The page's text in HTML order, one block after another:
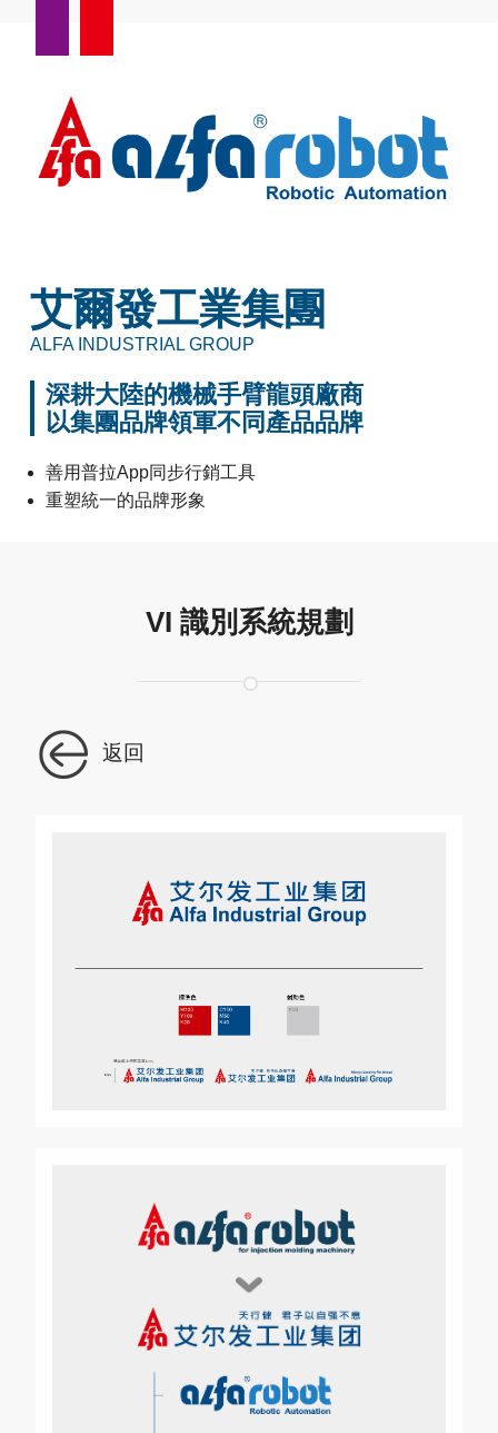
艾爾發工業集團
ALFA INDUSTRIAL GROUP
深耕大陸的機械手臂龍頭廠商
以集團品牌領軍不同產品品牌
善用普拉App同步行銷工具
重塑統一的品牌形象
VI 識別系統規劃
返回